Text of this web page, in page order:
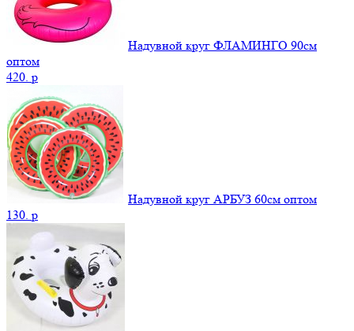
Надувной круг ФЛАМИНГО 90см
оптом
420. p
Надувной круг АРБУЗ 60см оптом
130. p